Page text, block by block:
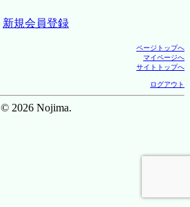
新規会員登録
ページトップへ
マイページへ
サイトトップへ
ログアウト
© 2026 Nojima.